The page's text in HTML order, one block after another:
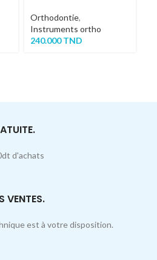
Orthodontie,
Instruments ortho
240.000TND
d'achats
VENTES.
est à votre disposition.